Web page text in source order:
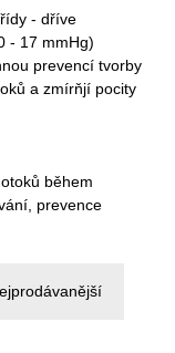
- dříve
- 17 mmHg)
prevencí tvorby
a zmírňjí pocity
během
prevence